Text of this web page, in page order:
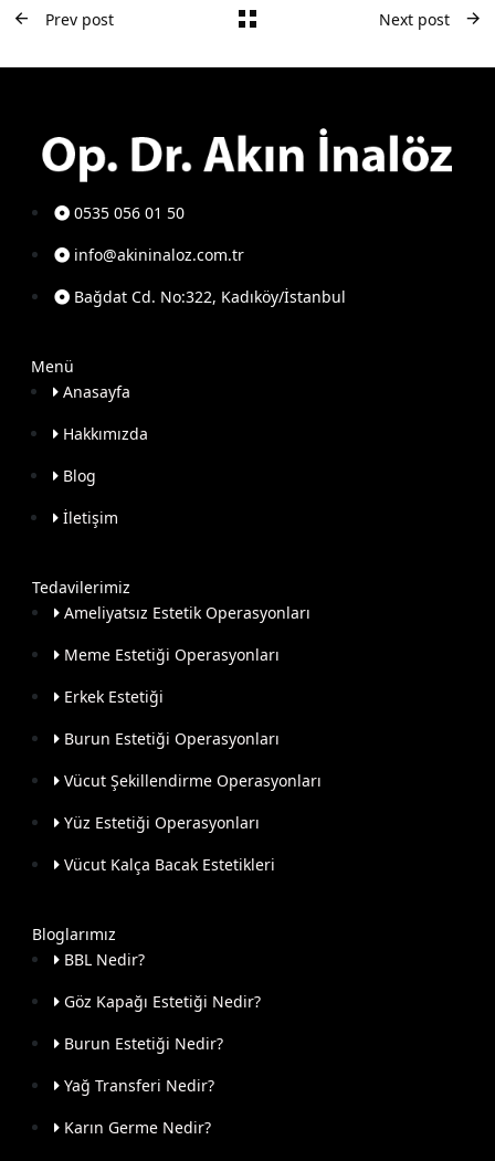
Prev post Next post
0535 056 01 50
info@akininaloz.com.tr
Bağdat Cd. No:322, Kadıköy/İstanbul
Menü
Anasayfa
Hakkımızda
Blog
İletişim
Tedavilerimiz
Ameliyatsız Estetik Operasyonları
Meme Estetiği Operasyonları
Erkek Estetiği
Burun Estetiği Operasyonları
Vücut Şekillendirme Operasyonları
Yüz Estetiği Operasyonları
Vücut Kalça Bacak Estetikleri
Bloglarımız
BBL Nedir?
Göz Kapağı Estetiği Nedir?
Burun Estetiği Nedir?
Yağ Transferi Nedir?
Karın Germe Nedir?